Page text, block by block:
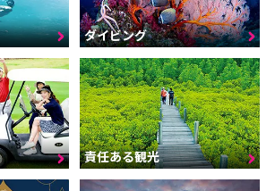
ダイビング
責任ある観光